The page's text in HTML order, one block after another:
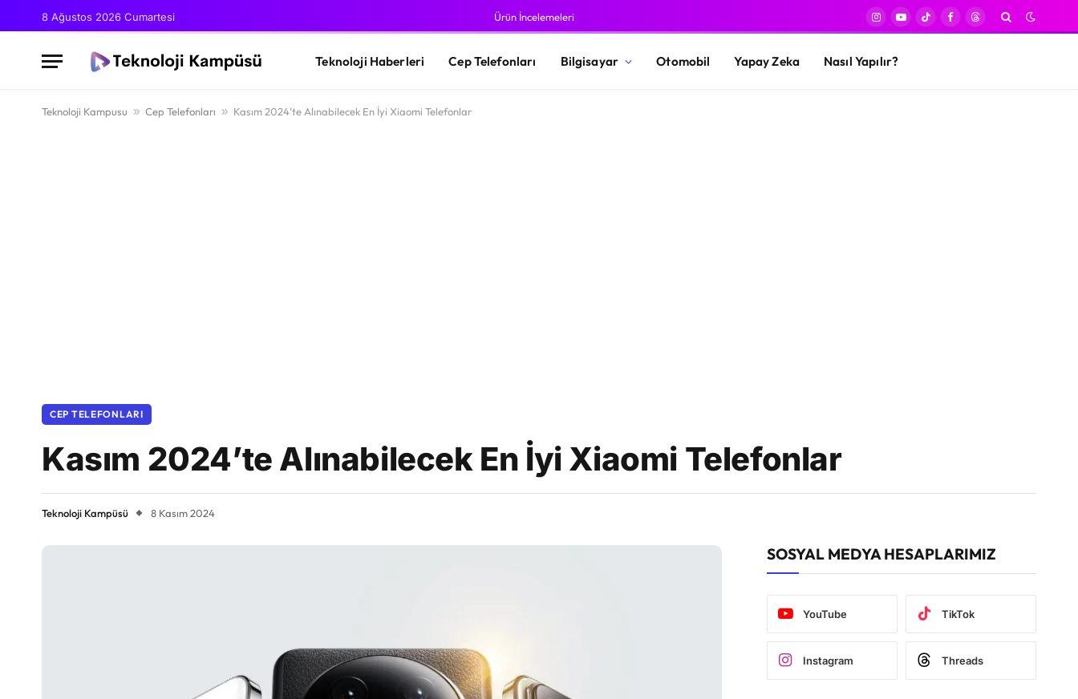
8 Ağustos 2026 Cumartesi Ürün İncelemeleri
Instagram
YouTube
TikTokFacebook
Threads
Teknoloji Haberleri Cep Telefonları Bilgisayar Otomobil Yapay Zeka Nasıl Yapılır?
Teknoloji Kampusu » Cep Telefonları » Kasım 2024’te Alınabilecek En İyi Xiaomi Telefonlar
CEP TELEFONLARI
Kasım 2024’te Alınabilecek En İyi Xiaomi Telefonlar
Teknoloji Kampüsü 8 Kasım 2024
SOSYAL MEDYA HESAPLARIMIZ
YouTube TikTok
Instagram Threads